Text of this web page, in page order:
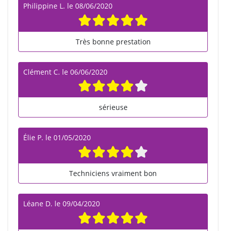
Philippine L. le 08/06/2020
Très bonne prestation
Clément C. le 06/06/2020
sérieuse
Élie P. le 01/05/2020
Techniciens vraiment bon
Léane D. le 09/04/2020